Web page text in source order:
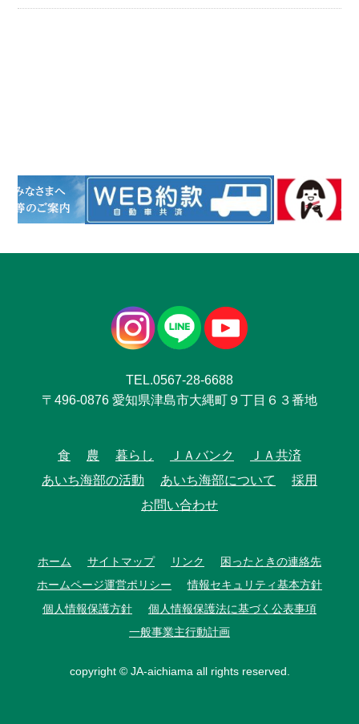
TEL.0567-28-6688
〒496-0876 愛知県津島市大縄町９丁目６３番地
食 農 暮らし ＪＡバンク
ＪＡ共済
あいち海部の活動
あいち海部について
採用
お問い合わせ
ホーム サイトマップ リンク
困ったときの連絡先
ホームページ運営ポリシー
情報セキュリティ基本方針
個人情報保護方針
個人情報保護法に基づく公表事項
一般事業主行動計画
copyright © JA-aichiama all rights reserved.